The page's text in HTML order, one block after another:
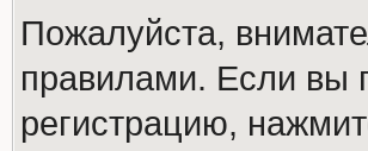
Пожалуйста,
правилами. Если вы
регистрацию,